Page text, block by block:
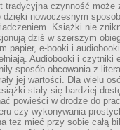
tradycyjna czynność może
dzięki nowoczesnym
Książki nie
dziś w szerszym
papier, e-booki i
Audiobooki i czytniki
sposób obcowania z
jej wartości. Dla wielu
stały się bardziej
powieści w drodze do
czy wykonywania
też mieć przy sobie całą